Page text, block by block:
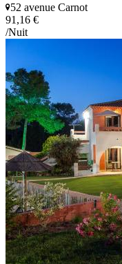
52 avenue Carnot
91,16 €
/Nuit